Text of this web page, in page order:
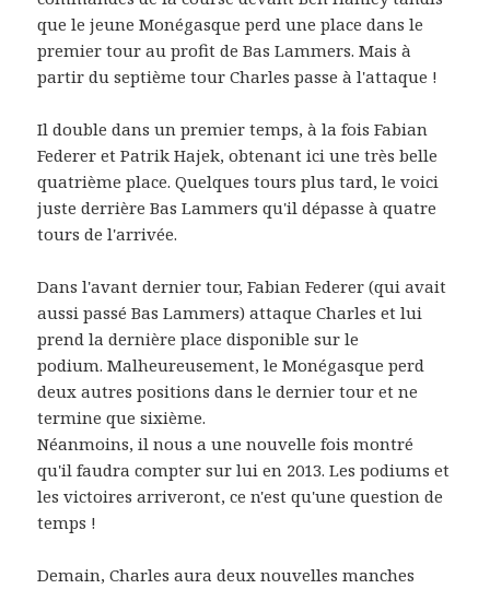
que le jeune Monégasque perd une place dans le
premier tour au profit de Bas Lammers. Mais à
partir du septième tour Charles passe à l'attaque !
Il double dans un premier temps, à la fois Fabian
Federer et Patrik Hajek, obtenant ici une très belle
quatrième place. Quelques tours plus tard, le voici
juste derrière Bas Lammers qu'il dépasse à quatre
tours de l'arrivée.
Dans l'avant dernier tour, Fabian Federer (qui avait
aussi passé Bas Lammers) attaque Charles et lui
prend la dernière place disponible sur le
podium. Malheureusement, le Monégasque perd
deux autres positions dans le dernier tour et ne
termine que sixième.
Néanmoins, il nous a une nouvelle fois montré
qu'il faudra compter sur lui en 2013. Les podiums et
les victoires arriveront, ce n'est qu'une question de
temps !
Demain, Charles aura deux nouvelles manches